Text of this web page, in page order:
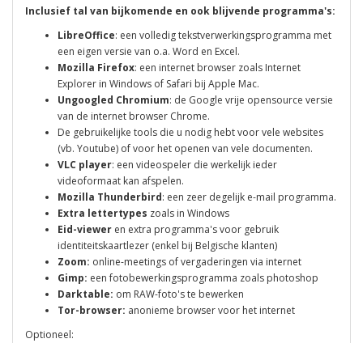
Inclusief tal van bijkomende en ook blijvende programma's:
LibreOffice: een volledig tekstverwerkingsprogramma met
een eigen versie van o.a. Word en Excel.
Mozilla Firefox: een internet browser zoals Internet
Explorer in Windows of Safari bij Apple Mac.
Ungoogled Chromium: de Google vrije opensource versie
van de internet browser Chrome.
De gebruikelijke tools die u nodig hebt voor vele websites
(vb. Youtube) of voor het openen van vele documenten.
VLC player: een videospeler die werkelijk ieder
videoformaat kan afspelen.
Mozilla Thunderbird: een zeer degelijk e-mail programma.
Extra lettertypes zoals in Windows
Eid-viewer en extra programma's voor gebruik
identiteitskaartlezer (enkel bij Belgische klanten)
Zoom: online-meetings of vergaderingen via internet
Gimp: een fotobewerkingsprogramma zoals photoshop
Darktable: om RAW-foto's te bewerken
Tor-browser: anonieme browser voor het internet
Optioneel: